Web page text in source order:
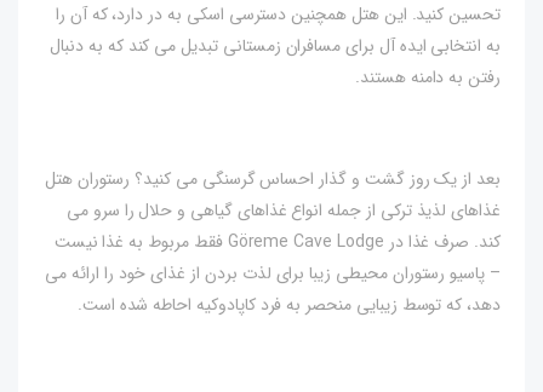
تحسین کنید. این هتل همچنین دسترسی اسکی به در دارد، که آن را
به انتخابی ایده آل برای مسافران زمستانی تبدیل می کند که به دنبال
رفتن به دامنه هستند.
بعد از یک روز گشت و گذار احساس گرسنگی می کنید؟ رستوران هتل
غذاهای لذیذ ترکی از جمله انواع غذاهای گیاهی و حلال را سرو می
کند. صرف غذا در Göreme Cave Lodge فقط مربوط به غذا نیست
– پاسیو رستوران محیطی زیبا برای لذت بردن از غذای خود را ارائه می
دهد، که توسط زیبایی منحصر به فرد کاپادوکیه احاطه شده است.